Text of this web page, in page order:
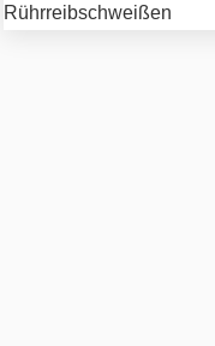
Rührreibschweißen